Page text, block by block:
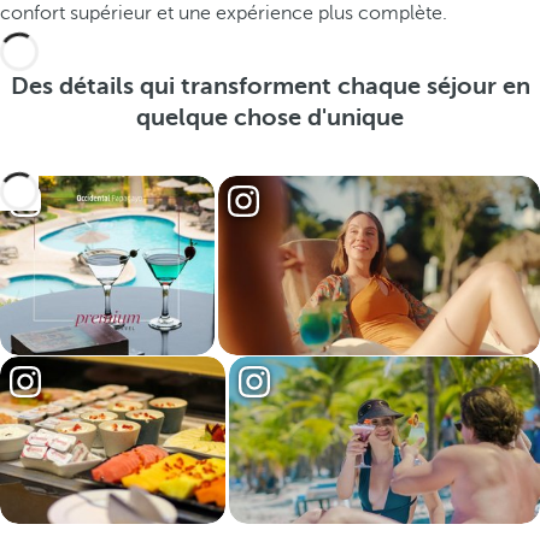
confort supérieur et une expérience plus complète.
Des détails qui transforment chaque séjour en
quelque chose d'unique